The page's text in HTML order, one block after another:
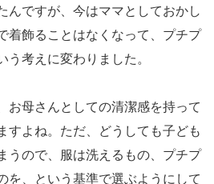
んですが、今はママとしておかし
着飾ることはなくなって、プチプ
考えに変わりました。
お母さんとしての清潔感を持って
すよね。ただ、どうしても子ども
うので、服は洗えるもの、プチプ
を、という基準で選ぶようにして